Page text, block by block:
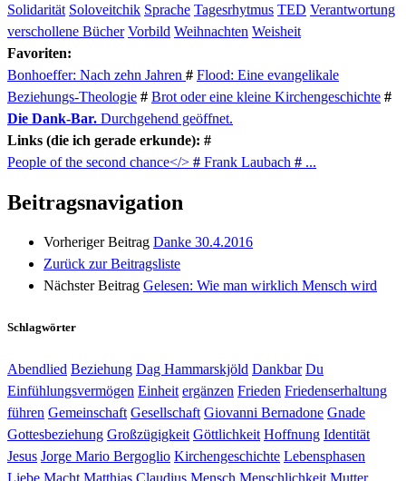
Solidarität Soloveitchik Sprache Tagesrhytmus TED Verantwortung
verschollene Bücher Vorbild Weihnachten Weisheit
Favoriten:
Bonhoeffer: Nach zehn Jahren # Flood: Eine evangelikale
Beziehungs-Theologie # Brot oder eine kleine Kirchengeschichte #
Die Dank-Bar. Durchgehend geöffnet.
Links (die ich gerade erkunde): #
People of the second chance</> # Frank Laubach # ...
Beitragsnavigation
Vorheriger Beitrag Danke 30.4.2016
Zurück zur Beitragsliste
Nächster Beitrag Gelesen: Wie man wirklich Mensch wird
Schlagwörter
Abendlied Beziehung Dag Hammarskjöld Dankbar Du
Einfühlungsvermögen Einheit ergänzen Frieden Friedenserhaltung
führen Gemeinschaft Gesellschaft Giovanni Bernadone Gnade
Gottesbeziehung Großzügigkeit Göttlichkeit Hoffnung Identität
Jesus Jorge Mario Bergoglio Kirchengeschichte Lebensphasen
Liebe Macht Matthias Claudius Mensch Menschlichkeit Mutter